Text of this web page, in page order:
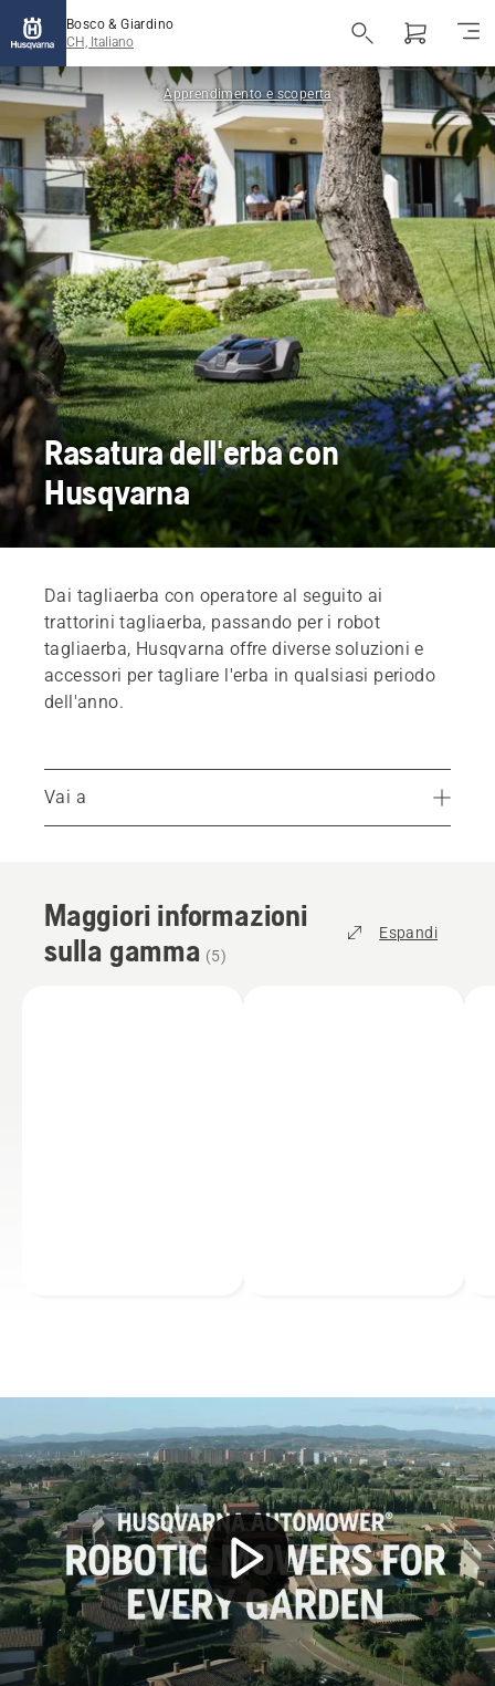
Bosco & Giardino
CH, Italiano
Apprendimento e scoperta
Rasatura dell'erba con
Husqvarna
Dai tagliaerba con operatore al seguito ai
trattorini tagliaerba, passando per i robot
tagliaerba, Husqvarna offre diverse soluzioni e
accessori per tagliare l'erba in qualsiasi periodo
dell'anno.
Vai a
Maggiori informazioni sulla gamma
Trattorini tagliaerba
Tagliaerba con operatore al seguito
Maggiori informazioni
sulla gamma (5)
Espandi